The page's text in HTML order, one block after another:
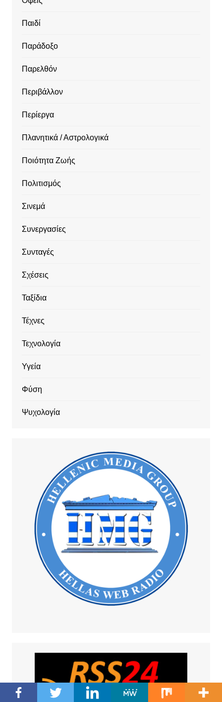
Παιδί
Παράδοξο
Παρελθόν
Περιβάλλον
Περίεργα
Πλανητικά / Αστρολογικά
Ποιότητα Ζωής
Πολιτισμός
Σινεμά
Συνεργασίες
Συνταγές
Σχέσεις
Ταξίδια
Τέχνες
Τεχνολογία
Υγεία
Φύση
Ψυχολογία